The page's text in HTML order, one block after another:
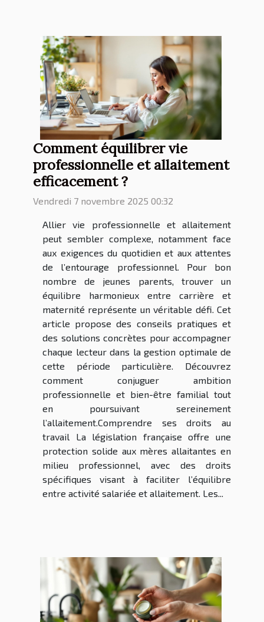
Comment équilibrer vie
professionnelle et allaitement
efficacement ?
Vendredi 7 novembre 2025 00:32
Allier vie professionnelle et allaitement
peut sembler complexe, notamment face
aux exigences du quotidien et aux attentes
de l’entourage professionnel. Pour bon
nombre de jeunes parents, trouver un
équilibre harmonieux entre carrière et
maternité représente un véritable défi. Cet
article propose des conseils pratiques et
des solutions concrètes pour accompagner
chaque lecteur dans la gestion optimale de
cette période particulière. Découvrez
comment conjuguer ambition
professionnelle et bien-être familial tout
en poursuivant sereinement
l’allaitement.Comprendre ses droits au
travail La législation française offre une
protection solide aux mères allaitantes en
milieu professionnel, avec des droits
spécifiques visant à faciliter l’équilibre
entre activité salariée et allaitement. Les...